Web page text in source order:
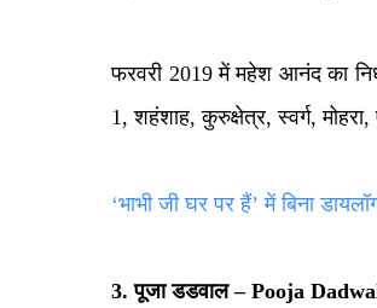
फरवरी 2019में महेश आनंद का
1, शहंशाह, कुरुक्षेत्र, स्वर्ग,
‘भाभी जी घर पर हैं’ में बिना
3.पूजा डडवाल– Pooja